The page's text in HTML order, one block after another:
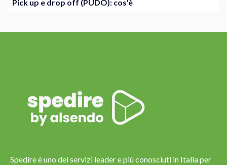
Pick up e drop off (PUDO): cos'è
Spedire è uno dei servizi leader e più conosciuti in Italia per